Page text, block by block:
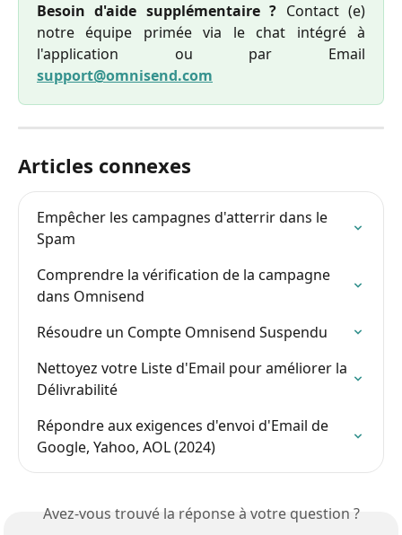
Besoin d'aide supplémentaire ? Contact (e)
notre équipe primée via le chat intégré à
l'application ou par Email
support@omnisend.com
Articles connexes
Empêcher les campagnes d'atterrir dans le
Spam
Comprendre la vérification de la campagne
dans Omnisend
Résoudre un Compte Omnisend Suspendu
Nettoyez votre Liste d'Email pour améliorer la
Délivrabilité
Répondre aux exigences d'envoi d'Email de
Google, Yahoo, AOL (2024)
Avez-vous trouvé la réponse à votre question ?